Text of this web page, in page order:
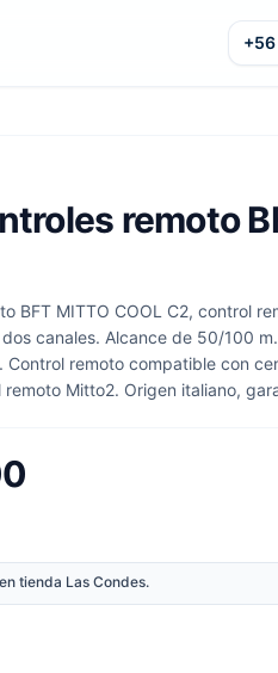
remoto
BFT MITTO COOL C2, control
canales. Alcance de 50/100
Control remoto compatible con
Mitto2. Origen italiano,
tienda Las Condes.